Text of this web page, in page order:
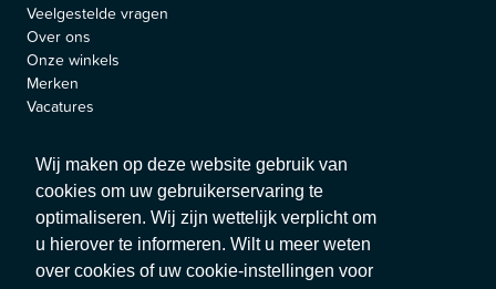
Wij maken op deze website gebruik van
cookies om uw gebruikerservaring te
optimaliseren. Wij zijn wettelijk verplicht om
u hierover te informeren. Wilt u meer weten
over cookies of uw cookie-instellingen voor
Veelgestelde vragen
Over ons
Onze winkels
Merken
Vacatures
Jobs
VOLG ONS